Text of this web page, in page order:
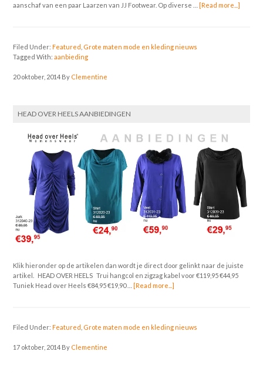
aanschaf van een paar Laarzen van JJ Footwear. Op diverse …[Read more...]
Filed Under:Featured Grote maten mode en kleding nieuws
Tagged With: aanbieding
20 oktober, 2014 By Clementine
HEAD OVER HEELS AANBIEDINGEN
Klik hieronder op de artikelen dan wordt je direct door gelinkt naar de juiste
artikel. HEAD OVER HEELS Trui hangcol en zigzag kabel voor €119,95 €44,95
Tuniek Head over Heels €84,95 €19,90 …[Read more...]
Filed Under:Featured Grote maten mode en kleding nieuws
17 oktober, 2014 By Clementine